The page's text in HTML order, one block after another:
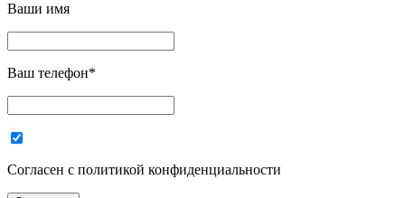
Ваши имя
Ваш телефон*
Согласен с политикой конфиденциальности